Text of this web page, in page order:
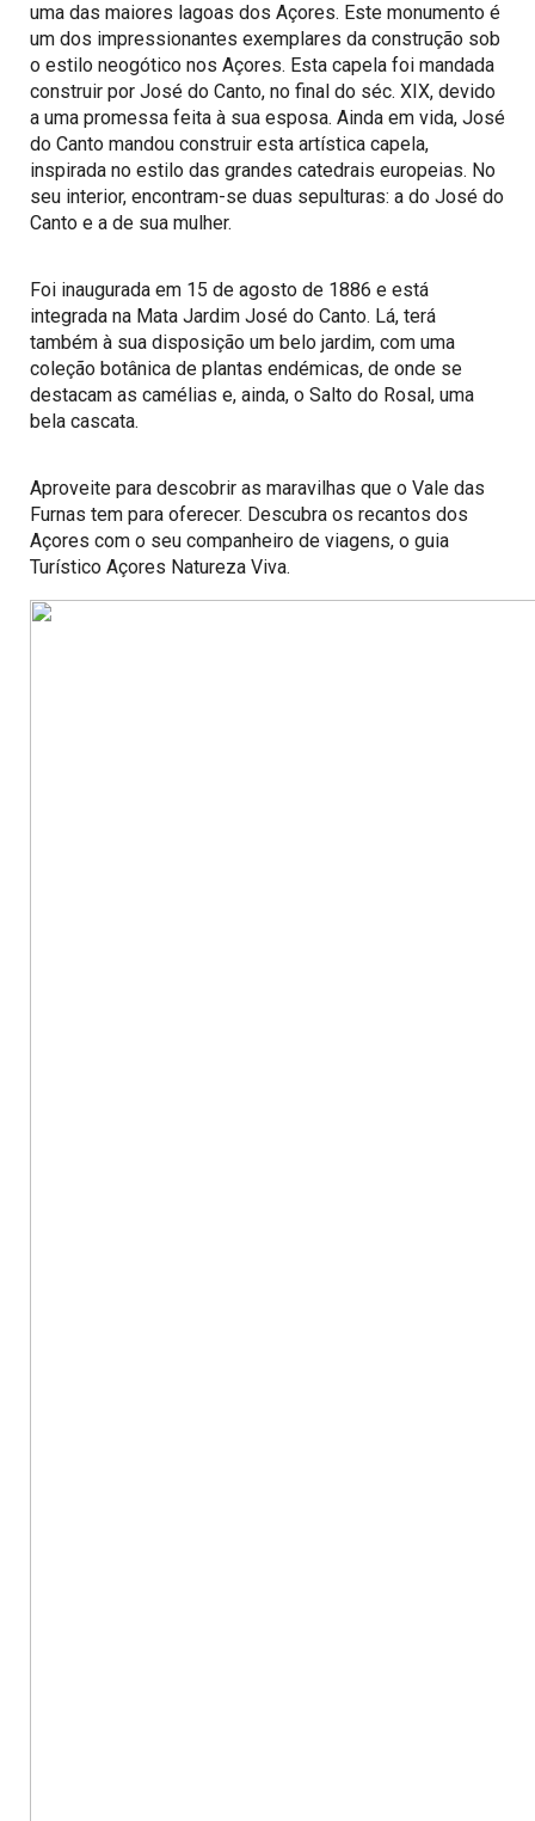
uma das maiores lagoas dos Açores. Este monumento é
um dos impressionantes exemplares da construção sob
o estilo neogótico nos Açores. Esta capela foi mandada
construir por José do Canto, no final do séc. XIX, devido
a uma promessa feita à sua esposa. Ainda em vida, José
do Canto mandou construir esta artística capela,
inspirada no estilo das grandes catedrais europeias. No
seu interior, encontram-se duas sepulturas: a do José do
Canto e a de sua mulher.
Foi inaugurada em 15 de agosto de 1886 e está
integrada na Mata Jardim José do Canto. Lá, terá
também à sua disposição um belo jardim, com uma
coleção botânica de plantas endémicas, de onde se
destacam as camélias e, ainda, o Salto do Rosal, uma
bela cascata.
Aproveite para descobrir as maravilhas que o Vale das
Furnas tem para oferecer. Descubra os recantos dos
Açores com o seu companheiro de viagens, o guia
Turístico Açores Natureza Viva.